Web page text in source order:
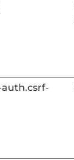
auth.csrf-